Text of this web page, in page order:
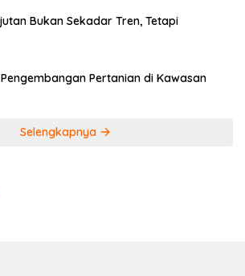
Bukan Sekadar Tren, Tetapi
Pertanian di Kawasan
Selengkapnya